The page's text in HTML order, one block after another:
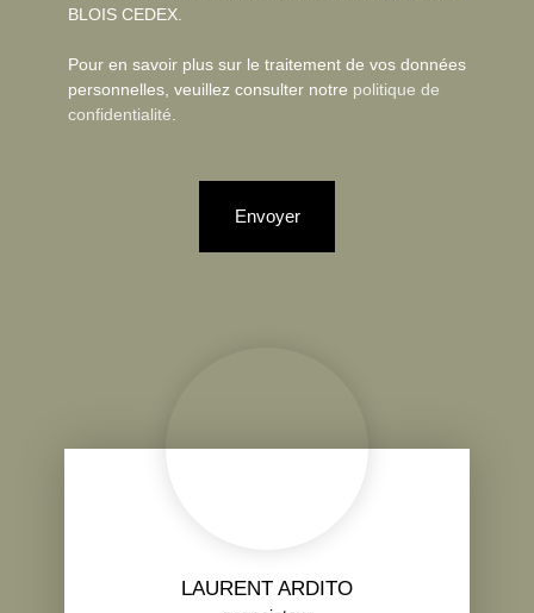
BLOIS CEDEX.
Pour en savoir plus sur le traitement de vos données
personnelles, veuillez consulter notre politique de
confidentialité
Envoyer
LAURENT ARDITO